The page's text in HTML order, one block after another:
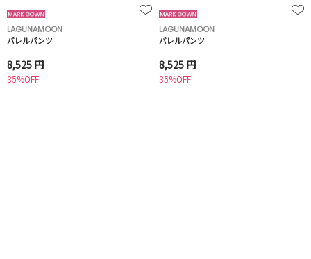
LAGUNAMOON
バレルパンツ
8,525 円
35%OFF
LAGUNAMOON
バレルパンツ
8,525 円
35%OFF